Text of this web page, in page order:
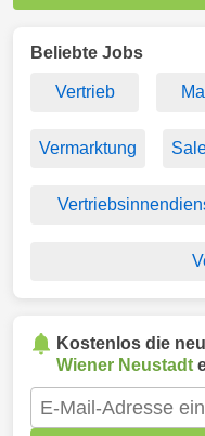
Beliebte Jobs
Vertrieb
Vermarktung
Kostenlos die
Wiener Neustadt